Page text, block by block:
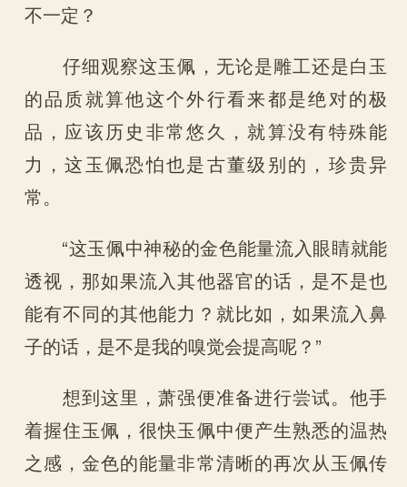
不一定？
仔细观察这玉佩，无论是雕工还是白玉
的品质就算他这个外行看来都是绝对的极
品，应该历史非常悠久，就算没有特殊能
力，这玉佩恐怕也是古董级别的，珍贵异
常。
“这玉佩中神秘的金色能量流入眼睛就能
透视，那如果流入其他器官的话，是不是也
能有不同的其他能力？就比如，如果流入鼻
子的话，是不是我的嗅觉会提高呢？”
想到这里，萧强便准备进行尝试。他手
着握住玉佩，很快玉佩中便产生熟悉的温热
之感，金色的能量非常清晰的再次从玉佩传